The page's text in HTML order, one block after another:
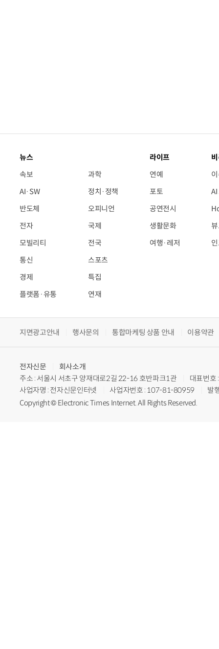
뉴스
속보
AI·SW
반도체
전자
모빌리티
통신
경제
플랫폼·유통
과학
정치·정책
오피니언
국제
전국
스포츠
특집
연재
라이프
연예
포토
공연전시
생활문화
여행·레저
지면광고안내 행사문의 통합마케팅 상품 안내 이용약관
전자신문
회사소개
주소 : 서울시 서초구 양재대로2길 22-16 호반파크1관
대표번
사업자명 : 전자신문인터넷
사업자번호 : 107-81-80959
발
Copyright © Electronic Times Internet. All Rights Reserved.